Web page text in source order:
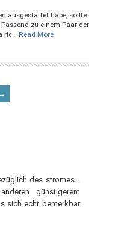
ausgestattet habe, sollte
zu einem Paar der
Read More
des stromes...
günstigerem
sich echt bemerkbar